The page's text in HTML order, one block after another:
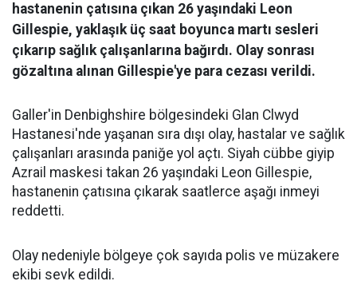
hastanenin çatısına çıkan 26 yaşındaki Leon
Gillespie, yaklaşık üç saat boyunca martı sesleri
çıkarıp sağlık çalışanlarına bağırdı. Olay sonrası
gözaltına alınan Gillespie'ye para cezası verildi.
Galler'in Denbighshire bölgesindeki Glan Clwyd
Hastanesi'nde yaşanan sıra dışı olay, hastalar ve sağlık
çalışanları arasında paniğe yol açtı. Siyah cübbe giyip
Azrail maskesi takan 26 yaşındaki Leon Gillespie,
hastanenin çatısına çıkarak saatlerce aşağı inmeyi
reddetti.
Olay nedeniyle bölgeye çok sayıda polis ve müzakere
ekibi sevk edildi.